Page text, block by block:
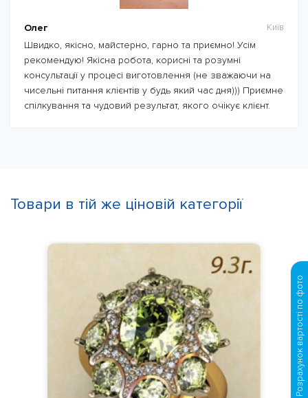
Олег Київ
Швидко, якісно, майстерно, гарно та приємно! Усім
рекомендую! Якісна робота, корисні та розумні
консультації у процесі виготовлення (не зважаючи на
чисельні питання клієнтів у будь який час дня))) Приємне
спілкування та чудовий результат, якого очікує клієнт.
Товари в тій же ціновій категорії
Розрахунок вартості по фото